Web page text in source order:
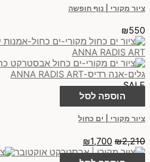
ציור מקורי | נוף חופשה
₪550
SALE
הוספה לסל
ציור מקורי | ים כחול
₪2,210
₪1,700